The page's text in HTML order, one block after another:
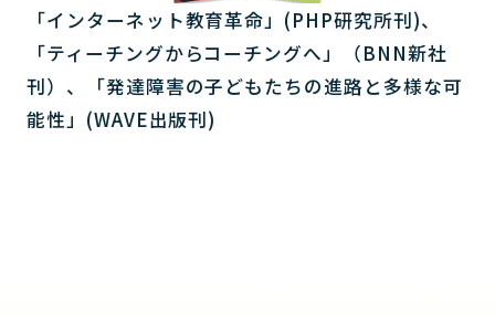
「インターネット教育革命」(PHP研究所刊)、
「ティーチングからコーチングへ」（BNN新社
刊）、「発達障害の子どもたちの進路と多様な可
能性」(WAVE出版刊)